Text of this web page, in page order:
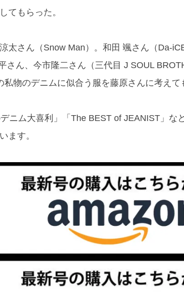
てもらった。
太さん（Snow Man）。和田 颯さん（Da-
さん、今市隆二さん（三代目 J SOUL
物のデニムに似合う服を藤原さんに考えて
ニム大喜利」「The BEST of JEANIST」な
ます。